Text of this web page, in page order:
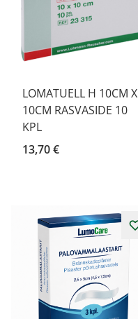
LOMATUELL H 10CM X
10CM RASVASIDE 10
KPL
13,70 €